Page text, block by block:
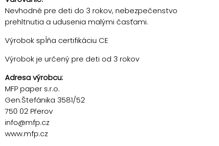
Nevhodné pre deti do 3 rokov, nebezpečenstvo
prehltnutia a udusenia malými časťami.
Výrobok spĺňa certifikáciu CE
Výrobok je určený pre deti od 3 rokov
Adresa výrobcu:
MFP paper s.r.o.
Gen.Štefánika 3581/52
750 02 Přerov
info@mfp.cz
www.mfp.cz